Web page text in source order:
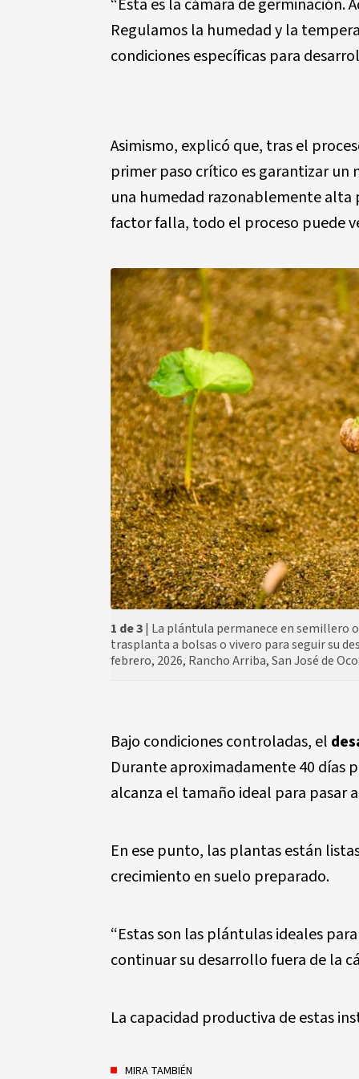
“Esta es la cámara de
Regulamos la humedad y la
condiciones específicas para
Asimismo, explicó que, tras el
primer paso crítico es garantizar un
una humedad razonablemente alta
factor falla, todo el proceso puede
1 de 3| La plántula permanece en semillero
trasplanta a bolsas o vivero para seguir su
febrero, 2026, Rancho Arriba, San José de
Bajo condiciones controladas, el
Durante aproximadamente 40 días
alcanza el tamaño ideal para pasar
En ese punto, las plantas están
crecimiento en suelo preparado.
“Estas son las plántulas ideales
continuar su desarrollo fuera de la
La capacidad productiva de estas
MIRA TAMBIÉN